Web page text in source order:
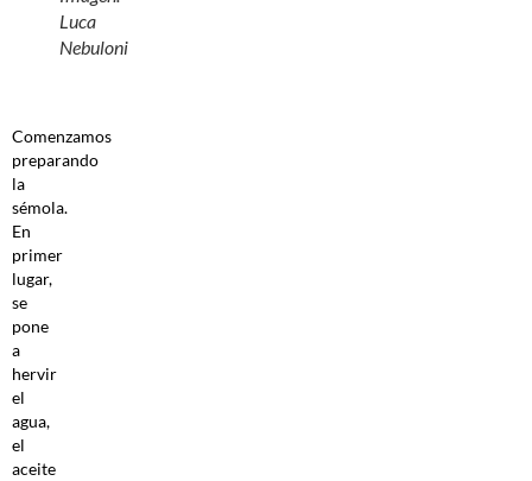
Luca
Nebuloni
Comenzamos
preparando
la
sémola.
En
primer
lugar,
se
pone
a
hervir
el
agua,
el
aceite